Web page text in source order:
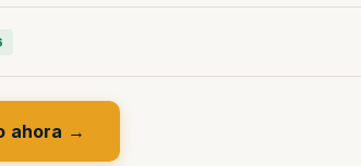
ahora →